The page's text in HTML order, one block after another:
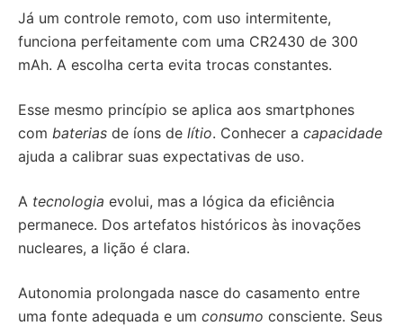
Já um controle remoto, com uso intermitente,
funciona perfeitamente com uma CR2430 de 300
mAh. A escolha certa evita trocas constantes.
Esse mesmo princípio se aplica aos smartphones
com baterias de íons de lítio. Conhecer a capacidade
ajuda a calibrar suas expectativas de uso.
A tecnologia evolui, mas a lógica da eficiência
permanece. Dos artefatos históricos às inovações
nucleares, a lição é clara.
Autonomia prolongada nasce do casamento entre
uma fonte adequada e um consumo consciente. Seus